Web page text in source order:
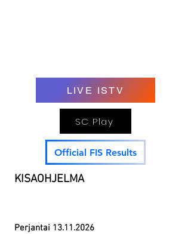
LIVE ISTV
SC Play
Official FIS Results
KISAOHJELMA
Perjantai 13.11.2026